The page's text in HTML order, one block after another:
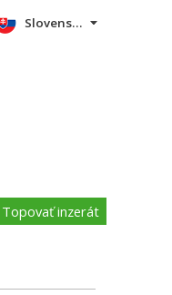
Slovensky
Topovať inzerát